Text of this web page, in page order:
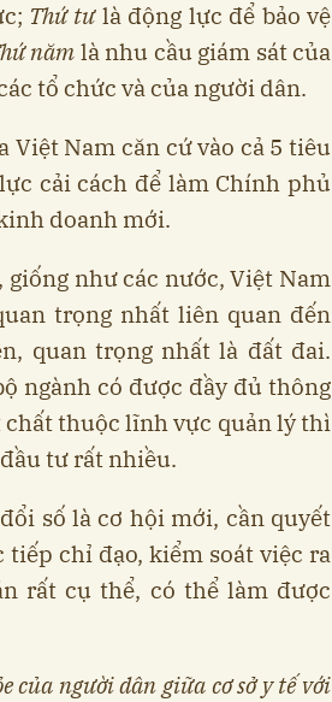
Thứ tưlà động lực để bảo vệ
năm là nhu cầu giám sát của
tổ chức và của người dân.
Nam căn cứ vào cả 5 tiêu
cải cách để làm Chính phủ
doanh mới.
như các nước, Việt Nam
trọng nhất liên quan đến
quan trọng nhất là đất đai.
ngành có được đầy đủ thông
chất thuộc lĩnh vực quản lý thì
tư rất nhiều.
đổi số là cơ hội mới, cần quyết
chỉ đạo, kiểm soát việc ra
rất cụ thể, có thể làm được
của người dân giữa cơ sở y tế với